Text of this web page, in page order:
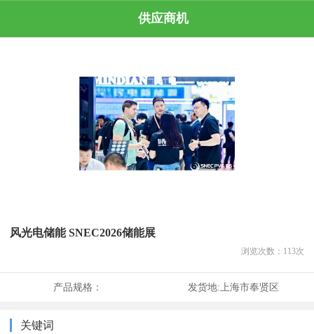
供应商机
风光电储能 SNEC2026储能展
浏览次数： 113次
产品规格： 发货地:上海市奉贤区
关键词